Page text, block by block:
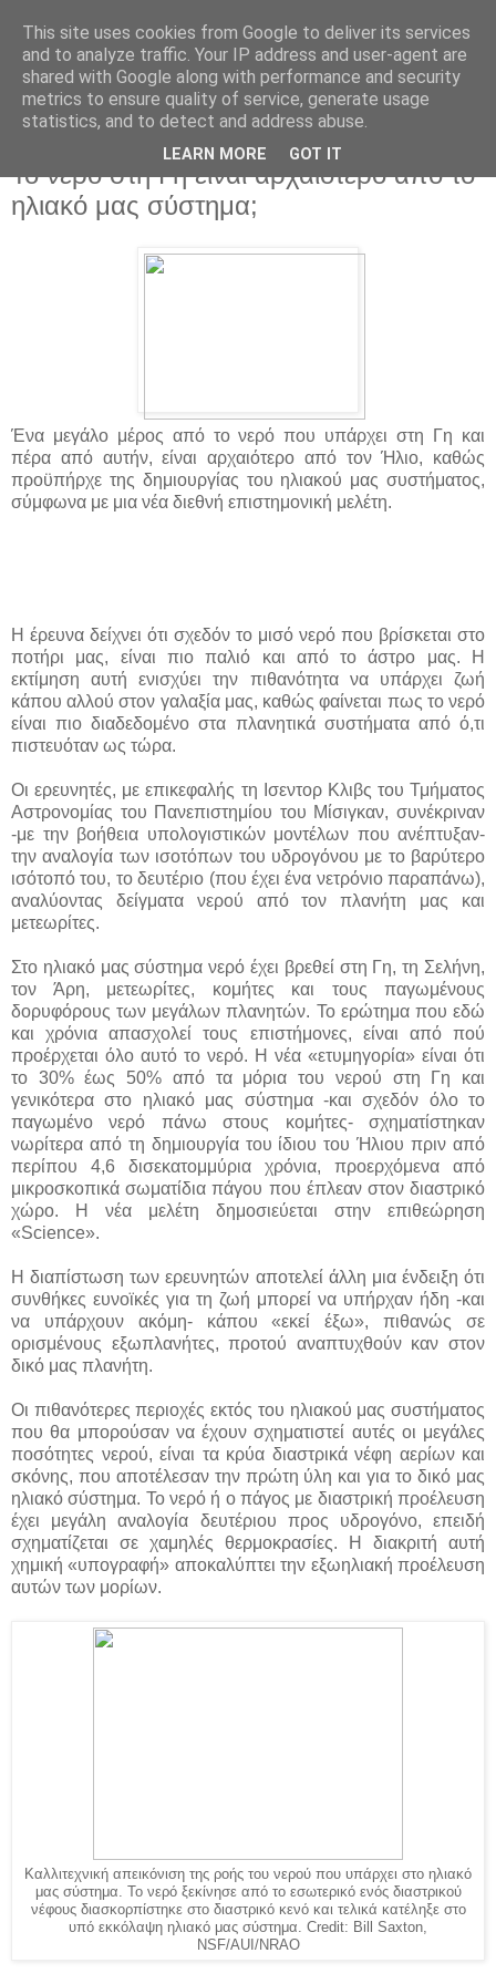
Το νερό στη Γή είναι αρχαιότερο από το
ηλιακό μας σύστημα;
Ένα μεγάλο μέρος από το νερό που υπάρχει στη Γη και
πέρα από αυτήν, είναι αρχαιότερο από τον Ήλιο, καθώς
προϋπήρχε της δημιουργίας του ηλιακού μας συστήματος,
σύμφωνα με μια νέα διεθνή επιστημονική μελέτη.
Η έρευνα δείχνει ότι σχεδόν το μισό νερό που βρίσκεται στο
ποτήρι μας, είναι πιο παλιό και από το άστρο μας. Η
εκτίμηση αυτή ενισχύει την πιθανότητα να υπάρχει ζωή
κάπου αλλού στον γαλαξία μας, καθώς φαίνεται πως το νερό
είναι πιο διαδεδομένο στα πλανητικά συστήματα από ό,τι
πιστευόταν ως τώρα.
Οι ερευνητές, με επικεφαλής τη Ισεντορ Κλιβς του Τμήματος
Αστρονομίας του Πανεπιστημίου του Μίσιγκαν, συνέκριναν
-με την βοήθεια υπολογιστικών μοντέλων που ανέπτυξαν-
την αναλογία των ισοτόπων του υδρογόνου με το βαρύτερο
ισότοπό του, το δευτέριο (που έχει ένα νετρόνιο παραπάνω),
αναλύοντας δείγματα νερού από τον πλανήτη μας και
μετεωρίτες.
Στο ηλιακό μας σύστημα νερό έχει βρεθεί στη Γη, τη Σελήνη,
τον Άρη, μετεωρίτες, κομήτες και τους παγωμένους
δορυφόρους των μεγάλων πλανητών. Το ερώτημα που εδώ
και χρόνια απασχολεί τους επιστήμονες, είναι από πού
προέρχεται όλο αυτό το νερό. Η νέα «ετυμηγορία» είναι ότι
το 30% έως 50% από τα μόρια του νερού στη Γη και
γενικότερα στο ηλιακό μας σύστημα -και σχεδόν όλο το
παγωμένο νερό πάνω στους κομήτες- σχηματίστηκαν
νωρίτερα από τη δημιουργία του ίδιου του Ήλιου πριν από
περίπου 4,6 δισεκατομμύρια χρόνια, προερχόμενα από
μικροσκοπικά σωματίδια πάγου που έπλεαν στον διαστρικό
χώρο. Η νέα μελέτη δημοσιεύεται στην επιθεώρηση
«Science».
Η διαπίστωση των ερευνητών αποτελεί άλλη μια ένδειξη ότι
συνθήκες ευνοϊκές για τη ζωή μπορεί να υπήρχαν ήδη -και
να υπάρχουν ακόμη- κάπου «εκεί έξω», πιθανώς σε
ορισμένους εξωπλανήτες, προτού αναπτυχθούν καν στον
δικό μας πλανήτη.
Οι πιθανότερες περιοχές εκτός του ηλιακού μας συστήματος
που θα μπορούσαν να έχουν σχηματιστεί αυτές οι μεγάλες
ποσότητες νερού, είναι τα κρύα διαστρικά νέφη αερίων και
σκόνης, που αποτέλεσαν την πρώτη ύλη και για το δικό μας
ηλιακό σύστημα. Το νερό ή ο πάγος με διαστρική προέλευση
έχει μεγάλη αναλογία δευτέριου προς υδρογόνο, επειδή
σχηματίζεται σε χαμηλές θερμοκρασίες. Η διακριτή αυτή
χημική «υπογραφή» αποκαλύπτει την εξωηλιακή προέλευση
αυτών των μορίων.
Καλλιτεχνική απεικόνιση της ροής του νερού που υπάρχει στο ηλιακό
μας σύστημα. Το νερό ξεκίνησε από το εσωτερικό ενός διαστρικού
νέφους διασκορπίστηκε στο διαστρικό κενό και τελικά κατέληξε στο
υπό εκκόλαψη ηλιακό μας σύστημα. Credit: Bill Saxton,
NSF/AUI/NRAO
This site uses cookies from Google to deliver its services
and to analyze traffic. Your IP address and user-agent are
shared with Google along with performance and security
metrics to ensure quality of service, generate usage
statistics, and to detect and address abuse.
LEARN MORE GOT IT